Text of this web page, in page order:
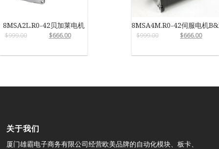
8MSA2L.R0-42贝加莱电机
$999.00 $666.00
8MSA4M.R0-42伺服电机
$999.00 $666.00
关于我们
厦门雄霸电子商务有限公司经营欧美品牌的自动化模块、板卡、